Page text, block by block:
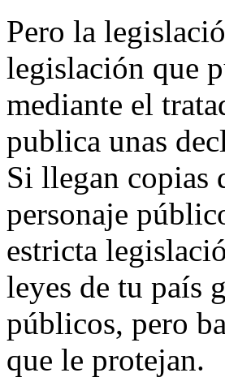
Pero la
legislación que
mediante el
publica unas
Si llegan copias
personaje
estricta
leyes de tu país
públicos, pero
que le protejan.